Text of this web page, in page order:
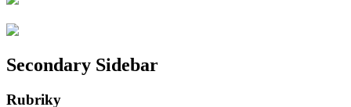
Secondary Sidebar
Rubriky